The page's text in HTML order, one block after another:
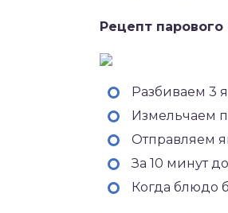
Рецепт парового
Разбиваем 3
Измельчаем
Отправляем
За 10 минут
Когда блюдо